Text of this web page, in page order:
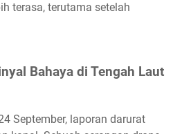
terasa, terutama setelah
Bahaya di Tengah Laut
September, laporan darurat